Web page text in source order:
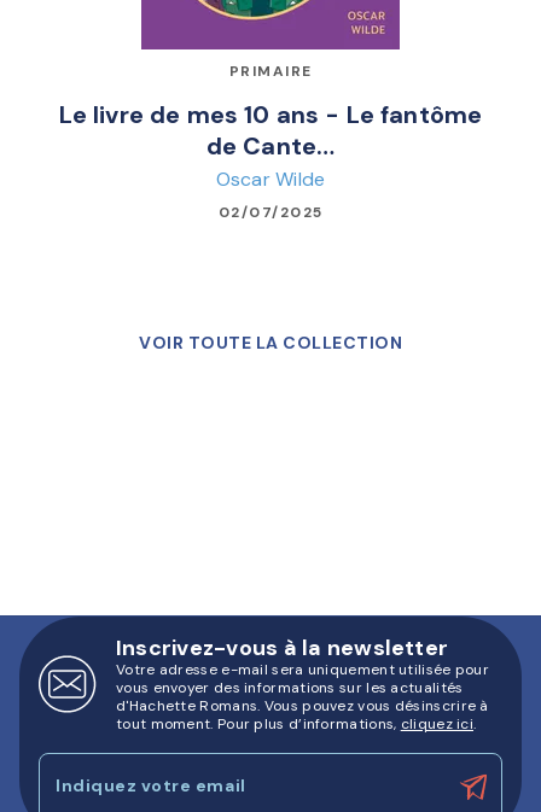
PRIMAIRE
Le livre de mes 10 ans - Le fantôme
de Cante…
Oscar Wilde
02/07/2025
VOIR TOUTE LA COLLECTION
Inscrivez-vous à la newsletter
Votre adresse e-mail sera uniquement utilisée pour
vous envoyer des informations sur les actualités
d'Hachette Romans. Vous pouvez vous désinscrire à
tout moment. Pour plus d’informations, cliquez ici.
Indiquez votre email